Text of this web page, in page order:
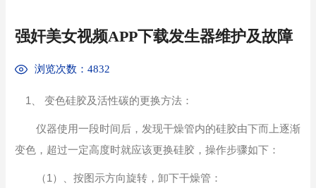
强奸美女视频APP下载发生器维护及故障
浏览次数：4832
1、 变色硅胶及活性碳的更换方法：
仪器使用一段时间后，发现干燥管内的硅胶由下而上逐渐
变色，超过一定高度时就应该更换硅胶，操作步骤如下：
（1）、按图示方向旋转，卸下干燥管：